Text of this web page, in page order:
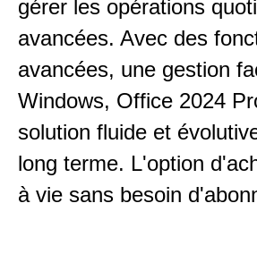
gérer les opérations
avancées. Avec des
avancées, une gestion
Windows, Office 2024
solution fluide et
long terme. L'option
à vie sans besoin